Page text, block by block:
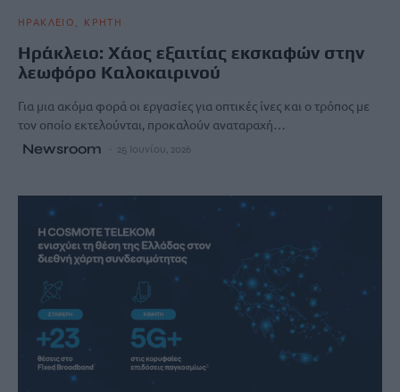
ΗΡΑΚΛΕΙΟ ΚΡΗΤΗ
Ηράκλειο: Χάος εξαιτίας εκσκαφών στην
λεωφόρο Καλοκαιρινού
Για μια ακόμα φορά οι εργασίες για οπτικές ίνες και ο τρόπος με
τον οποίο εκτελούνται, προκαλούν αναταραχή…
Newsroom 25 Ιουνίου, 2026